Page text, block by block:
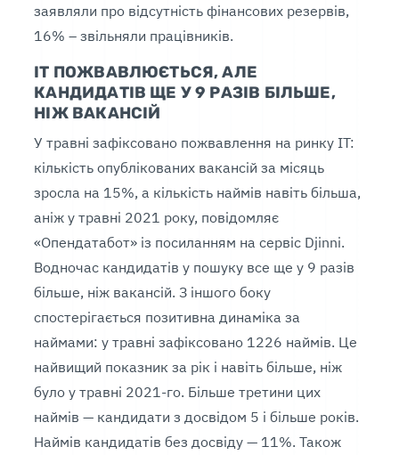
заявляли про відсутність фінансових резервів,
16% – звільняли працівників.
IT ПОЖВАВЛЮЄТЬСЯ, АЛЕ
КАНДИДАТІВ ЩЕ У 9 РАЗІВ БІЛЬШЕ,
НІЖ ВАКАНСІЙ
У травні зафіксовано пожвавлення на ринку ІТ:
кількість опублікованих вакансій за місяць
зросла на 15%, а кількість наймів навіть більша,
аніж у травні 2021 року, повідомляє
«Опендатабот» із посиланням на сервіс Djinni.
Водночас кандидатів у пошуку все ще у 9 разів
більше, ніж вакансій. З іншого боку
спостерігається позитивна динаміка за
наймами: у травні зафіксовано 1226 наймів. Це
найвищий показник за рік і навіть більше, ніж
було у травні 2021-го. Більше третини цих
наймів — кандидати з досвідом 5 і більше років.
Наймів кандидатів без досвіду — 11%. Також